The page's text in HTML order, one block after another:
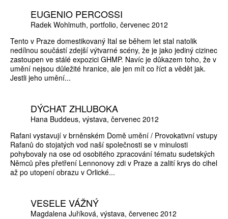
EUGENIO PERCOSSI
Radek Wohlmuth portfolio červenec 2012
Tento v Praze domestikovaný Ital se během let stal natolik
nedílnou součástí zdejší výtvarné scény, že je jako jediný cizinec
zastoupen ve stálé expozici GHMP. Navíc je důkazem toho, že v
umění nejsou důležité hranice, ale jen mít co říct a vědět jak.
Jestli jeho umění...
DÝCHAT ZHLUBOKA
Hana Buddeus výstava červenec 2012
Rafani vystavují v brněnském Domě umění / Provokativní vstupy
Rafanů do stojatých vod naší společnosti se v minulosti
pohybovaly na ose od osobitého zpracování tématu sudetských
Němců přes přetření Lennonovy zdi v Praze a zalití krys do cihel
až po utopení obrazu v Orlické...
VESELE VÁŽNÝ
Magdalena Juříková výstava červenec 2012